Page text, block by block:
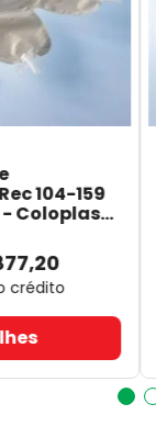
104-159
Coloplast
,20
crédito